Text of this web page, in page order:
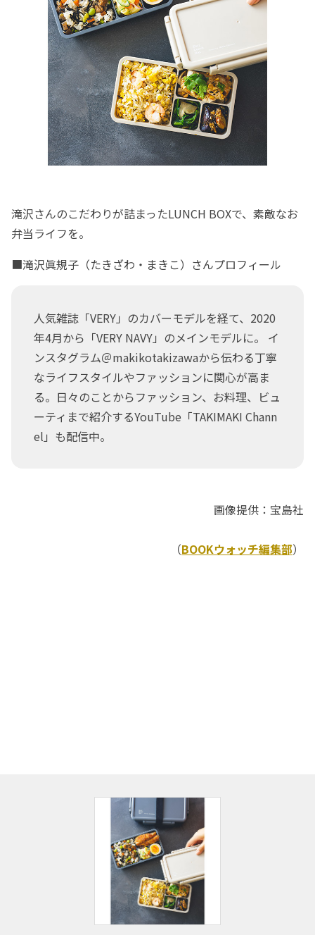
滝沢さんのこだわりが詰まったLUNCH BOXで、素敵なお
弁当ライフを。
■滝沢眞規子（たきざわ・まきこ）さんプロフィール
人気雑誌「VERY」のカバーモデルを経て、2020
年4月から「VERY NAVY」のメインモデルに。 イ
ンスタグラム＠makikotakizawaから伝わる丁寧
なライフスタイルやファッションに関心が高ま
る。日々のことからファッション、お料理、ビュ
ーティまで紹介するYouTube「TAKIMAKI Chann
el」も配信中。
画像提供：宝島社
（BOOKウォッチ編集部）